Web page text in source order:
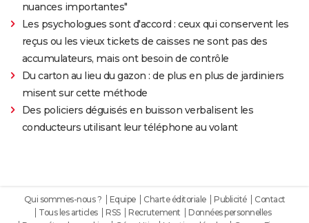
nuances importantes"
Les psychologues sont d'accord : ceux qui conservent les
reçus ou les vieux tickets de caisses ne sont pas des
accumulateurs, mais ont besoin de contrôle
Du carton au lieu du gazon : de plus en plus de jardiniers
misent sur cette méthode
Des policiers déguisés en buisson verbalisent les
conducteurs utilisant leur téléphone au volant
Qui sommes-nous ? Equipe Charte éditoriale Publicité
Contact
Tous les articles
RSS Recrutement
Données personnelles